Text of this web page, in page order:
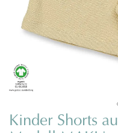
Zum
Anfang
Kinder Shorts